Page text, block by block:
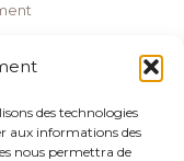
des technologies
aux informations des
nous permettra de
vente